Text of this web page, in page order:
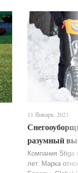
11 Января, 2021
разумный
бюджетной
Компания Stiga
лет. Марка